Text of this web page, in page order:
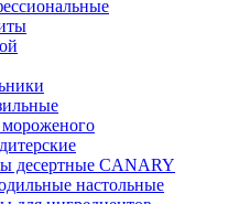
десертные CANARY
настольные